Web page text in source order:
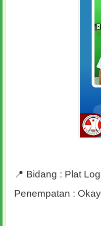
📍 Bidang : Plat
Penempatan :